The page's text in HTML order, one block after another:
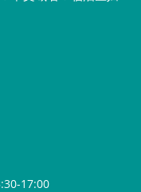
17:00